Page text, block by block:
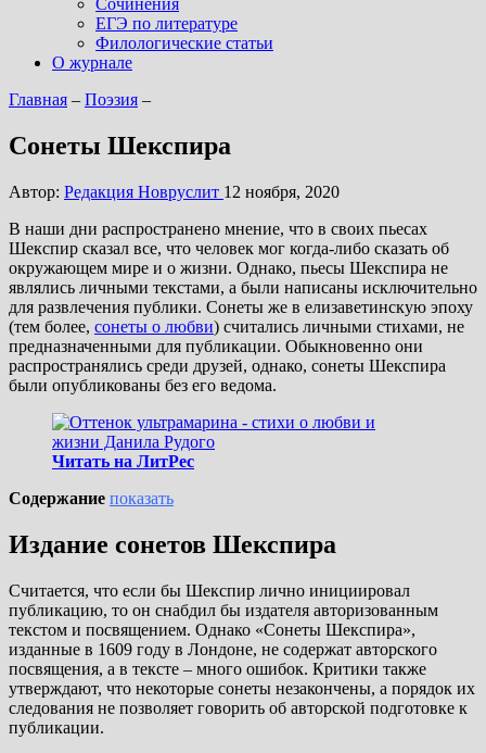
Сочинения
ЕГЭ по литературе
Филологические статьи
О журнале
Главная – Поэзия –
Сонеты Шекспира
Автор: Редакция Новруслит 12 ноября, 2020
В наши дни распространено мнение, что в своих пьесах
Шекспир сказал все, что человек мог когда-либо сказать об
окружающем мире и о жизни. Однако, пьесы Шекспира не
являлись личными текстами, а были написаны исключительно
для развлечения публики. Сонеты же в елизаветинскую эпоху
(тем более, сонеты о любви) считались личными стихами, не
предназначенными для публикации. Обыкновенно они
распространялись среди друзей, однако, сонеты Шекспира
были опубликованы без его ведома.
Читать на ЛитРес
Содержание показать
Издание сонетов Шекспира
Считается, что если бы Шекспир лично инициировал
публикацию, то он снабдил бы издателя авторизованным
текстом и посвящением. Однако «Сонеты Шекспира»,
изданные в 1609 году в Лондоне, не содержат авторского
посвящения, а в тексте – много ошибок. Критики также
утверждают, что некоторые сонеты незакончены, а порядок их
следования не позволяет говорить об авторской подготовке к
публикации.